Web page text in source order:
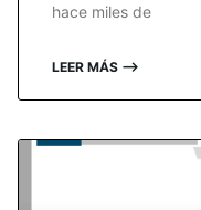
hace miles de
LEER MÁS ⟶